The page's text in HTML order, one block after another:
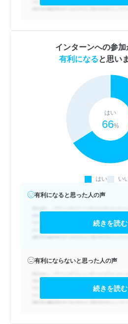
インターンへの参
有利になると思い
はい
66%
はい い
有利になると思った人の声
続きを読む
有利にならないと思った人の声
続きを読む